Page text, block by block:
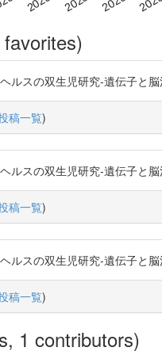
ルスの双生児研究-遺伝子と
稿一覧)
ルスの双生児研究-遺伝子と
稿一覧)
ルスの双生児研究-遺伝子と
稿一覧)
1 contributors)